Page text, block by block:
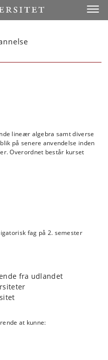
lineær algebra samt diverse
på senere anvendelse inden
Overordnet består kurset
kvasikonkave)
uden bibetingelser;
fag på 2. semester
fra udlandet
at kunne: